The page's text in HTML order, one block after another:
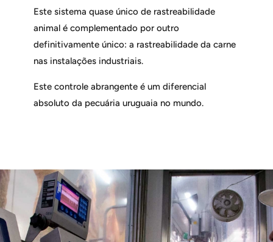
Este sistema quase único de rastreabilidade
animal é complementado por outro
definitivamente único: a rastreabilidade da carne
nas instalações industriais.
Este controle abrangente é um diferencial
absoluto da pecuária uruguaia no mundo.